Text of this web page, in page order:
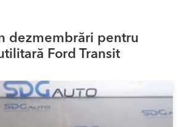
dezmembrări pentru
Ford Transit